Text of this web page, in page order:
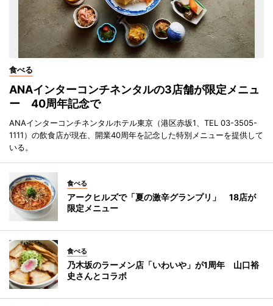
食べる
ANAインターコンチネンタルの3店舗が限定メニュ
ー 40周年記念で
ANAインターコンチネンタルホテル東京（港区赤坂1、TEL 03-3505-
1111）の飲食店が現在、開業40周年を記念した特別メニューを提供して
いる。
食べる
アークヒルズで「夏の激辛グランプリ」 18店が
限定メニュー
食べる
乃木坂のラーメン店「いわいや」が1周年 山口裕
史さんとコラボ